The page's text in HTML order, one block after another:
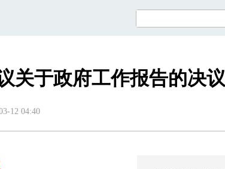
关于政府工作报告的决议
12 04:40